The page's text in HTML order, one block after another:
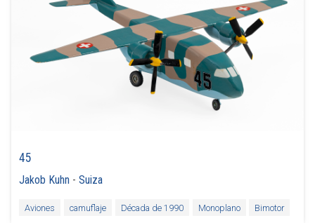
45
Jakob Kuhn -Suiza
Aviones camuflaje Década de 1990 Monoplano Bimotor